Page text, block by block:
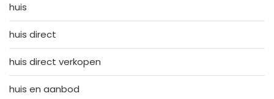
huis
huis direct
huis direct verkopen
huis en aanbod